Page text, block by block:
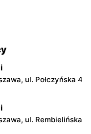
ul. Połczyńska 4
ul. Rembielińska